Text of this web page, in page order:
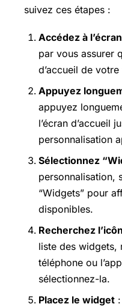
suivez ces étapes :
Accédez à
par vous assurer
d’accueil de
Appuyez
appuyez
l’écran d’accueil
personnalisation
Sélectionnez
personnalisation,
“Widgets” pour
disponibles.
Recherchez
liste des widgets,
téléphone ou
sélectionnez-la.
Placez le widget